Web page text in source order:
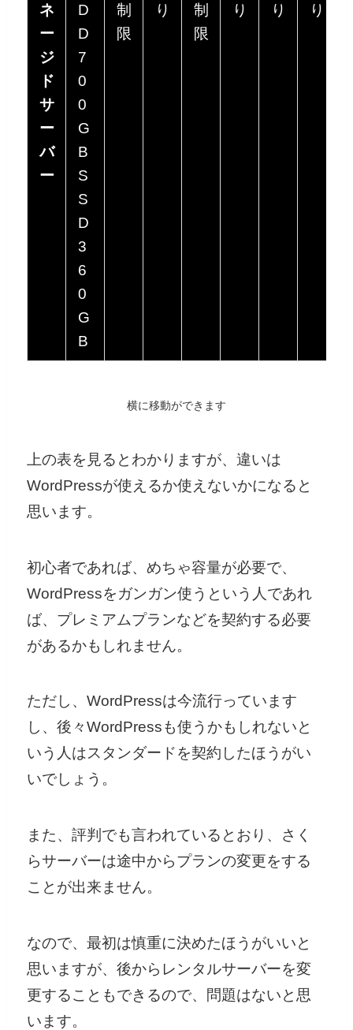
ネ
ー
ジ
ド
サ
ー
バ
ー
D
D
7
0
0
G
B
S
S
D
3
6
0
G
B
制
限
り
制
限
り
り
り
横に移動ができます
上の表を見るとわかりますが、違いは
WordPressが使えるか使えないかになると
思います。
初心者であれば、めちゃ容量が必要で、
WordPressをガンガン使うという人であれ
ば、プレミアムプランなどを契約する必要
があるかもしれません。
ただし、WordPressは今流行っています
し、後々WordPressも使うかもしれないと
いう人はスタンダードを契約したほうがい
いでしょう。
また、評判でも言われているとおり、さく
らサーバーは途中からプランの変更をする
ことが出来ません。
なので、最初は慎重に決めたほうがいいと
思いますが、後からレンタルサーバーを変
更することもできるので、問題はないと思
います。